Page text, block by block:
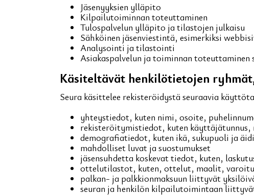
Jäsenyyksien ylläpito
Kilpailutoiminnan toteuttaminen
Tulospalvelun ylläpito ja tilastojen julkaisu
Sähköinen jäsenviestintä, esimerkiksi
Analysointi ja tilastointi
Asiakaspalvelun ja toiminnan toteuttaminen
Käsiteltävät henkilötietojen
Seura käsittelee rekisteröidystä seuraavia
yhteystiedot, kuten nimi, osoite,
rekisteröitymistiedot, kuten käyttäjätunnus,
demografiatiedot, kuten ikä, sukupuoli ja
mahdolliset luvat ja suostumukset
jäsensuhdetta koskevat tiedot, kuten,
ottelutilastot, kuten, ottelut, maalit,
palkan- ja palkkionmaksuun liittyvät
seuran ja henkilön kilpailutoimintaan